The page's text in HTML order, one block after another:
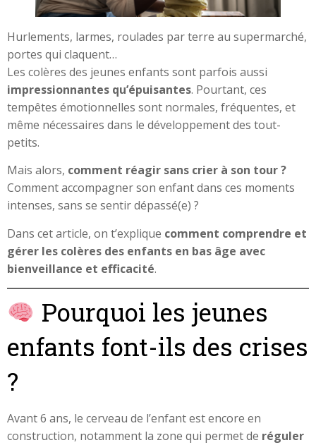
Hurlements, larmes, roulades par terre au supermarché,
portes qui claquent…
Les colères des jeunes enfants sont parfois aussi
impressionnantes qu’épuisantes. Pourtant, ces
tempêtes émotionnelles sont normales, fréquentes, et
même nécessaires dans le développement des tout-
petits.
Mais alors, comment réagir sans crier à son tour ?
Comment accompagner son enfant dans ces moments
intenses, sans se sentir dépassé(e) ?
Dans cet article, on t’explique comment comprendre et
gérer les colères des enfants en bas âge avec
bienveillance et efficacité.
Pourquoi les jeunes
enfants font-ils des crises
?
Avant 6 ans, le cerveau de l’enfant est encore en
construction, notamment la zone qui permet de réguler